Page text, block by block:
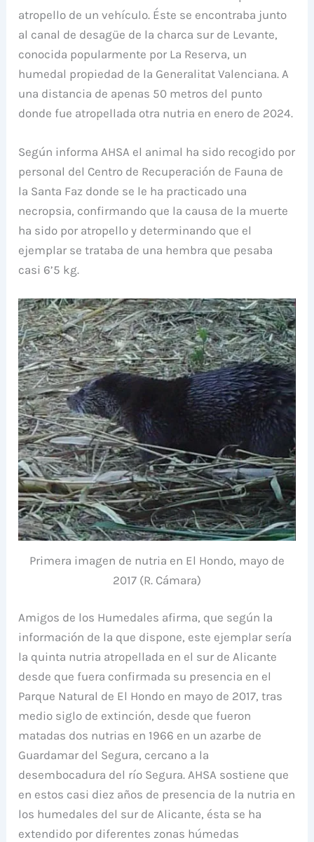
atropello de un vehículo. Éste se encontraba junto
al canal de desagüe de la charca sur de Levante,
conocida popularmente por La Reserva, un
humedal propiedad de la Generalitat Valenciana. A
una distancia de apenas 50 metros del punto
donde fue atropellada otra nutria en enero de 2024.
Según informa AHSA el animal ha sido recogido por
personal del Centro de Recuperación de Fauna de
la Santa Faz donde se le ha practicado una
necropsia, confirmando que la causa de la muerte
ha sido por atropello y determinando que el
ejemplar se trataba de una hembra que pesaba
casi 6’5 kg.
Primera imagen de nutria en El Hondo, mayo de
2017 (R. Cámara)
Amigos de los Humedales afirma, que según la
información de la que dispone, este ejemplar sería
la quinta nutria atropellada en el sur de Alicante
desde que fuera confirmada su presencia en el
Parque Natural de El Hondo en mayo de 2017, tras
medio siglo de extinción, desde que fueron
matadas dos nutrias en 1966 en un azarbe de
Guardamar del Segura, cercano a la
desembocadura del río Segura. AHSA sostiene que
en estos casi diez años de presencia de la nutria en
los humedales del sur de Alicante, ésta se ha
extendido por diferentes zonas húmedas